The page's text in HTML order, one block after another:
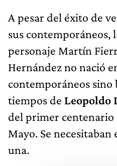
A pesar del éxito de
sus contemporáneos,
personaje Martín
Hernández no nació
contemporáneos sino
tiempos de Leopoldo
del primer centenario
Mayo. Se necesitaban
una.